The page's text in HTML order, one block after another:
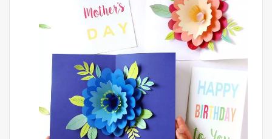
iššokančią kortelę - ji tinka bet kokiai progai ar
šventei. Nesvarbu, ar siunčiate užuojautą, ar
linkite artimajam gero po ligos, ar draugiškai
dėkojate, ši miela akordeono skėčio kortelė
nenuvils. Be to, pastebėjęs tuos mielus mažus
ančiukus, niekas negalės atsispirti šypsenai.
5 paprasti ir lengvi iššokančiųjų kortelių
mokymai iš „Me Me“, JD